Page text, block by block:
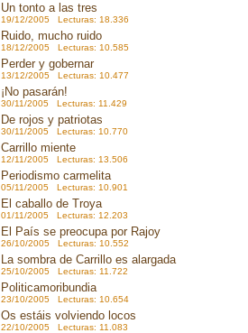
Un tonto a las tres
19/12/2005 Lecturas: 18.336
Ruido, mucho ruido
18/12/2005 Lecturas: 10.585
Perder y gobernar
13/12/2005 Lecturas: 10.477
¡No pasarán!
30/11/2005 Lecturas: 11.429
De rojos y patriotas
30/11/2005 Lecturas: 10.770
Carrillo miente
12/11/2005 Lecturas: 13.506
Periodismo carmelita
05/11/2005 Lecturas: 10.901
El caballo de Troya
01/11/2005 Lecturas: 12.203
El País se preocupa por Rajoy
26/10/2005 Lecturas: 10.552
La sombra de Carrillo es alargada
25/10/2005 Lecturas: 11.722
Politicamoribundia
23/10/2005 Lecturas: 10.654
Os estáis volviendo locos
22/10/2005 Lecturas: 11.083